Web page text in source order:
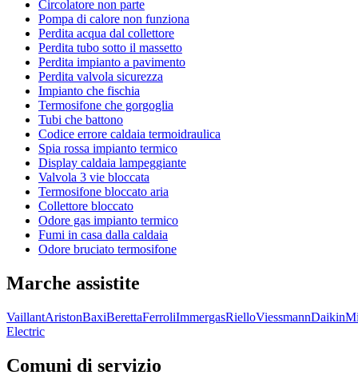
Circolatore non parte
Pompa di calore non funziona
Perdita acqua dal collettore
Perdita tubo sotto il massetto
Perdita impianto a pavimento
Perdita valvola sicurezza
Impianto che fischia
Termosifone che gorgoglia
Tubi che battono
Codice errore caldaia termoidraulica
Spia rossa impianto termico
Display caldaia lampeggiante
Valvola 3 vie bloccata
Termosifone bloccato aria
Collettore bloccato
Odore gas impianto termico
Fumi in casa dalla caldaia
Odore bruciato termosifone
Marche assistite
VaillantAristonBaxiBerettaFerroliImmergasRielloViessmannDaikin
Electric
Comuni di servizio